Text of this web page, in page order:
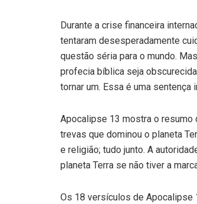
Durante a crise financeira
tentaram desesperadamente
questão séria para o mundo.
profecia bíblica seja
tornar um. Essa é uma
Apocalipse 13 mostra o resumo
trevas que dominou o planeta
e religião; tudo junto. A
planeta Terra se não tiver a
Os 18 versículos de Apocalipse